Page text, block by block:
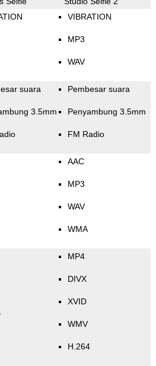
VIBRATION
MP3
WAV
suara
3.5mm
Pembesar suara
Penyambung 3.5mm
FM Radio
AAC
MP3
WAV
WMA
MP4
DIVX
XVID
WMV
H.264